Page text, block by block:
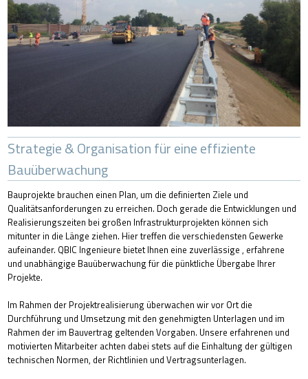
Strategie & Organisation für eine effiziente
Bauüberwachung
Bauprojekte brauchen einen Plan, um die definierten Ziele und
Qualitätsanforderungen zu erreichen. Doch gerade die Entwicklungen und
Realisierungszeiten bei großen Infrastrukturprojekten können sich
mitunter in die Länge ziehen. Hier treffen die verschiedensten Gewerke
aufeinander. QBIC Ingenieure bietet Ihnen eine zuverlässige , erfahrene
und unabhängige Bauüberwachung für die pünktliche Übergabe Ihrer
Projekte.
Im Rahmen der Projektrealisierung überwachen wir vor Ort die
Durchführung und Umsetzung mit den genehmigten Unterlagen und im
Rahmen der im Bauvertrag geltenden Vorgaben. Unsere erfahrenen und
motivierten Mitarbeiter achten dabei stets auf die Einhaltung der gültigen
technischen Normen, der Richtlinien und Vertragsunterlagen.